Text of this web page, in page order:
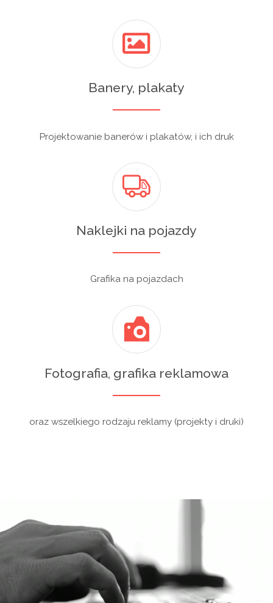
Banery, plakaty
Projektowanie banerów i plakatów, i ich druk
Naklejki na pojazdy
Grafika na pojazdach
Fotografia, grafika reklamowa
oraz wszelkiego rodzaju reklamy (projekty i druki)